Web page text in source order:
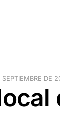
SEPTIEMBRE DE